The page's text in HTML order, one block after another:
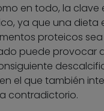
en todo, la clave
ya que una dieta
proteicos sea
puede provocar
el que también
contradictorio.